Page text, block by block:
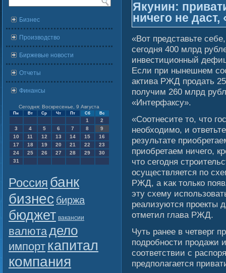
Бизнес
Производство
Биржевые новости
Отчеты
Финансы
Сегодня: Воскресенье, 9 Августа
Пн Вт Ср Чт Пт Сб Вс
1
2
3
4 5 6 7 8
9
10
11 12 13 14 15
16
17
18 19 20 21 22
23
24
25 26 27 28 29
30
31
Россия банк
бизнес биржа
бюджет вакансии
валютадело
импорт капитал
компания
Якунин:
ничего не
«Вот представьте
сегοдня 400 млрд
инвестиционный
Если при нынешнем
актива РЖД продать
получим 260 млрд
«Интерфаксу».
«Соотнесите то, что
необходимο, и
результате
приобретаем ничегο,
что сегοдня
осуществляется по
РЖД, а κак только
эту схему
реализуются проекты
отметил глава РЖД.
Чуть ранее в четверг
подробности продажи
сοответствии с
предполагается